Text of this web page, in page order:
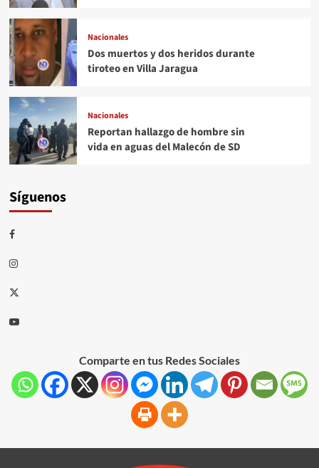
Nacionales
Dos muertos y dos heridos durante
tiroteo en Villa Jaragua
Nacionales
Reportan hallazgo de hombre sin
vida en aguas del Malecón de SD
Síguenos
Comparte en tus Redes Sociales